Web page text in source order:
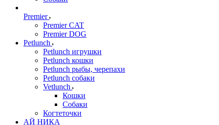
Premier
Premier CAT
Premier DOG
Petlunch
Petlunch игрушки
Petlunch кошки
Petlunch рыбы, черепахи
Petlunch собаки
Vetlunch
Кошки
Собаки
Когтеточки
АЙ НИКА